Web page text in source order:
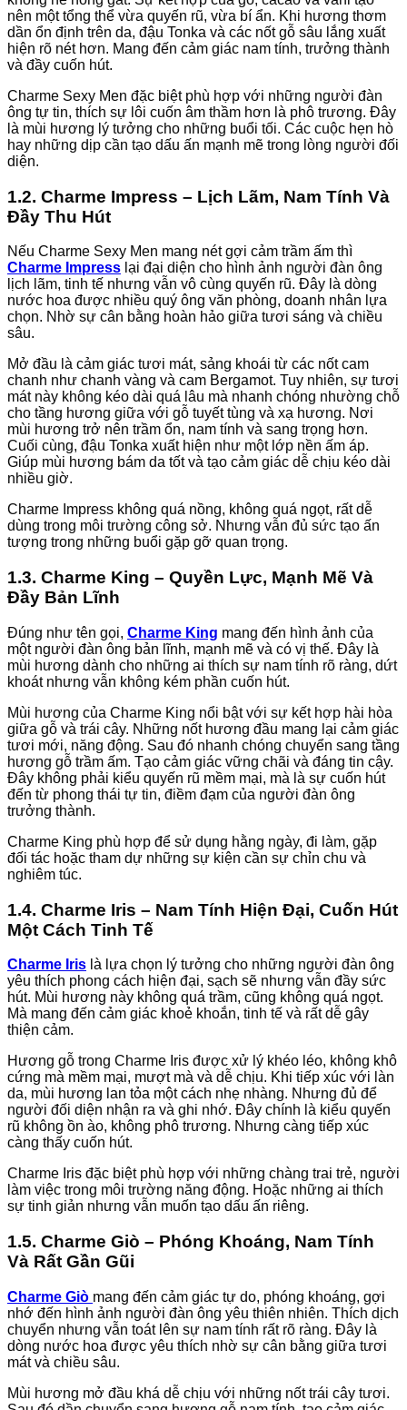
nên một tổng thể vừa quyến rũ, vừa bí ẩn. Khi hương thơm
dần ổn định trên da, đậu Tonka và các nốt gỗ sâu lắng xuất
hiện rõ nét hơn. Mang đến cảm giác nam tính, trưởng thành
và đầy cuốn hút.
Charme Sexy Men đặc biệt phù hợp với những người đàn
ông tự tin, thích sự lôi cuốn âm thầm hơn là phô trương. Đây
là mùi hương lý tưởng cho những buổi tối. Các cuộc hẹn hò
hay những dịp cần tạo dấu ấn mạnh mẽ trong lòng người đối
diện.
1.2. Charme Impress – Lịch Lãm, Nam Tính Và
Đầy Thu Hút
Nếu Charme Sexy Men mang nét gợi cảm trầm ấm thì
Charme Impress lại đại diện cho hình ảnh người đàn ông
lịch lãm, tinh tế nhưng vẫn vô cùng quyến rũ. Đây là dòng
nước hoa được nhiều quý ông văn phòng, doanh nhân lựa
chọn. Nhờ sự cân bằng hoàn hảo giữa tươi sáng và chiều
sâu.
Mở đầu là cảm giác tươi mát, sảng khoái từ các nốt cam
chanh như chanh vàng và cam Bergamot. Tuy nhiên, sự tươi
mát này không kéo dài quá lâu mà nhanh chóng nhường chỗ
cho tầng hương giữa với gỗ tuyết tùng và xạ hương. Nơi
mùi hương trở nên trầm ổn, nam tính và sang trọng hơn.
Cuối cùng, đậu Tonka xuất hiện như một lớp nền ấm áp.
Giúp mùi hương bám da tốt và tạo cảm giác dễ chịu kéo dài
nhiều giờ.
Charme Impress không quá nồng, không quá ngọt, rất dễ
dùng trong môi trường công sở. Nhưng vẫn đủ sức tạo ấn
tượng trong những buổi gặp gỡ quan trọng.
1.3. Charme King – Quyền Lực, Mạnh Mẽ Và
Đầy Bản Lĩnh
Đúng như tên gọi, Charme King mang đến hình ảnh của
một người đàn ông bản lĩnh, mạnh mẽ và có vị thế. Đây là
mùi hương dành cho những ai thích sự nam tính rõ ràng, dứt
khoát nhưng vẫn không kém phần cuốn hút.
Mùi hương của Charme King nổi bật với sự kết hợp hài hòa
giữa gỗ và trái cây. Những nốt hương đầu mang lại cảm giác
tươi mới, năng động. Sau đó nhanh chóng chuyển sang tầng
hương gỗ trầm ấm. Tạo cảm giác vững chãi và đáng tin cậy.
Đây không phải kiểu quyến rũ mềm mại, mà là sự cuốn hút
đến từ phong thái tự tin, điềm đạm của người đàn ông
trưởng thành.
Charme King phù hợp để sử dụng hằng ngày, đi làm, gặp
đối tác hoặc tham dự những sự kiện cần sự chỉn chu và
nghiêm túc.
1.4. Charme Iris – Nam Tính Hiện Đại, Cuốn Hút
Một Cách Tinh Tế
Charme Iris là lựa chọn lý tưởng cho những người đàn ông
yêu thích phong cách hiện đại, sạch sẽ nhưng vẫn đầy sức
hút. Mùi hương này không quá trầm, cũng không quá ngọt.
Mà mang đến cảm giác khoẻ khoắn, tinh tế và rất dễ gây
thiện cảm.
Hương gỗ trong Charme Iris được xử lý khéo léo, không khô
cứng mà mềm mại, mượt mà và dễ chịu. Khi tiếp xúc với làn
da, mùi hương lan tỏa một cách nhẹ nhàng. Nhưng đủ để
người đối diện nhận ra và ghi nhớ. Đây chính là kiểu quyến
rũ không ồn ào, không phô trương. Nhưng càng tiếp xúc
càng thấy cuốn hút.
Charme Iris đặc biệt phù hợp với những chàng trai trẻ, người
làm việc trong môi trường năng động. Hoặc những ai thích
sự tinh giản nhưng vẫn muốn tạo dấu ấn riêng.
1.5. Charme Giò – Phóng Khoáng, Nam Tính
Và Rất Gần Gũi
Charme Giò mang đến cảm giác tự do, phóng khoáng, gợi
nhớ đến hình ảnh người đàn ông yêu thiên nhiên. Thích dịch
chuyển nhưng vẫn toát lên sự nam tính rất rõ ràng. Đây là
dòng nước hoa được yêu thích nhờ sự cân bằng giữa tươi
mát và chiều sâu.
Mùi hương mở đầu khá dễ chịu với những nốt trái cây tươi.